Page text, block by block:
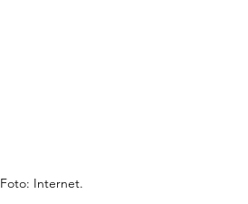
Foto: Internet.